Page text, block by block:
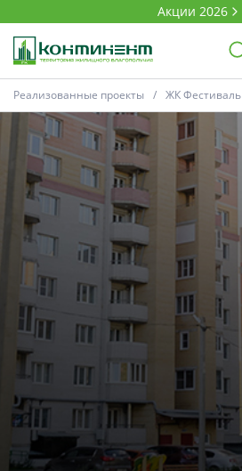
Акции 2026
Ковров
Проекты
Акции
Новости
Выбор недвижимости
Офис продаж
Реализованные проекты ЖК Фестиваль